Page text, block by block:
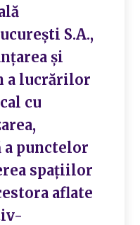
S.A.,
și
a lucrărilor
cu
a punctelor
spațiilor
aflate